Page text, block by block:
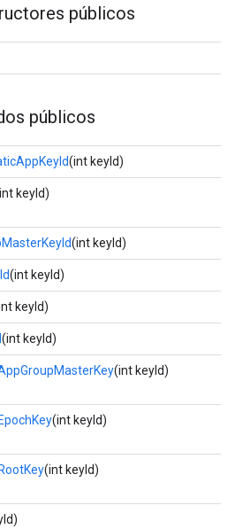
públicos
públicos
(int keyId)
keyId)
(int keyId)
(int keyId)
keyId)
(int keyId)
(int keyId)
(int keyId)
(int keyId)